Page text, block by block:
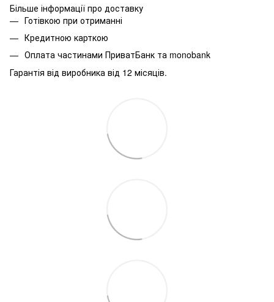
Більше інформації про доставку
Готівкою при отриманні
Кредитною карткою
Оплата частинами ПриватБанк та monobank
Гарантія від виробника від 12 місяців.